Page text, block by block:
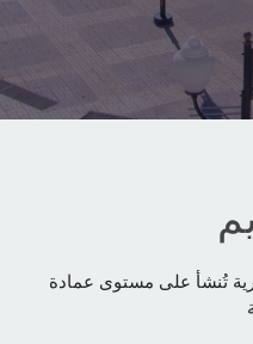
تُنشأ على مستوى عمادة